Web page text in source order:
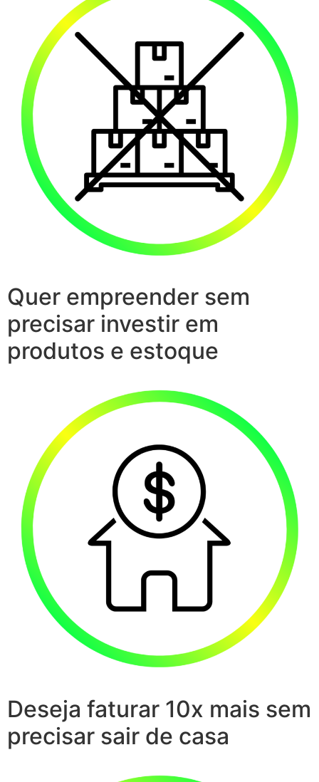
Quer empreender sem
precisar investir em
produtos e estoque
Deseja faturar 10x mais sem
precisar sair de casa